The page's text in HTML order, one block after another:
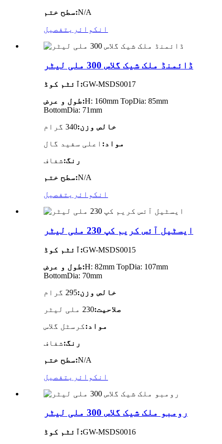
سطح ختم:N/A
انکوائری تفصیل
ڈائمنڈ ملک شیک گلاس 300 ملی لیٹر
آئٹم کوڈ:GW-MSDS0017
طول و عرض:H: 160mm TopDia: 85mm
BottomDia: 71mm
خالص وزن:340 گرام
مواد: اعلی سفید گال
رنگ:شفاف
سطح ختم:N/A
انکوائری تفصیل
ایسٹیل آئس کریم کپ 230 ملی لیٹر
آئٹم کوڈ:GW-MSDS0015
طول و عرض:H: 82mm TopDia: 107mm
BottomDia: 70mm
خالص وزن:295 گرام
صلاحیت:230 ملی لیٹر
مواد:کرسٹل گلاس
رنگ:شفاف
سطح ختم:N/A
انکوائری تفصیل
رومبو ملک شیک گلاس 300 ملی لیٹر
آئٹم کوڈ:GW-MSDS0016